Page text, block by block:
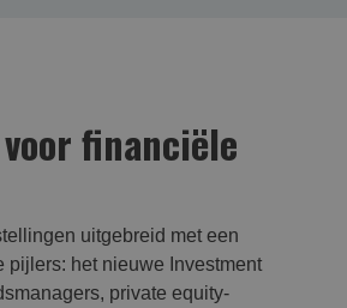
financiële
uitgebreid met een
pijlers: het nieuwe Investment
private equity-